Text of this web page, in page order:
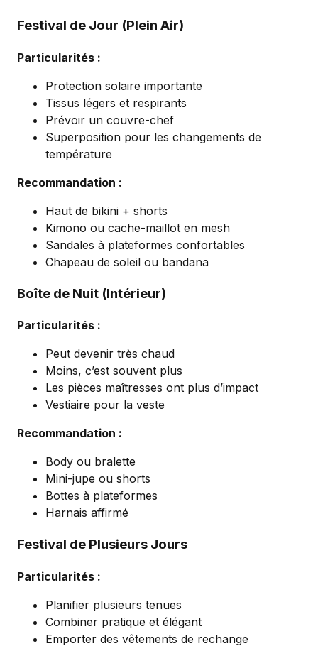
Festival de Jour (Plein Air)
Particularités :
Protection solaire importante
Tissus légers et respirants
Prévoir un couvre-chef
Superposition pour les changements de
température
Recommandation :
Haut de bikini + shorts
Kimono ou cache-maillot en mesh
Sandales à plateformes confortables
Chapeau de soleil ou bandana
Boîte de Nuit (Intérieur)
Particularités :
Peut devenir très chaud
Moins, c’est souvent plus
Les pièces maîtresses ont plus d’impact
Vestiaire pour la veste
Recommandation :
Body ou bralette
Mini-jupe ou shorts
Bottes à plateformes
Harnais affirmé
Festival de Plusieurs Jours
Particularités :
Planifier plusieurs tenues
Combiner pratique et élégant
Emporter des vêtements de rechange